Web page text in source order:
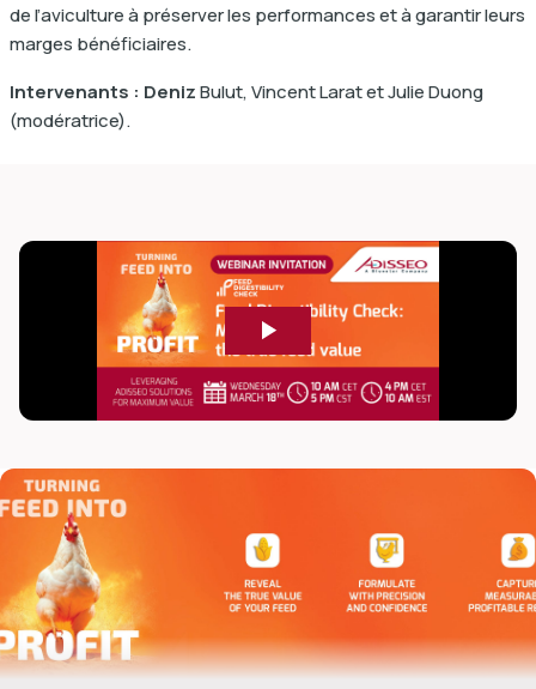
de l’aviculture à préserver les performances et à garantir leurs
marges bénéficiaires.
Intervenants : DenizBulut, Vincent Larat et Julie Duong
(modératrice).